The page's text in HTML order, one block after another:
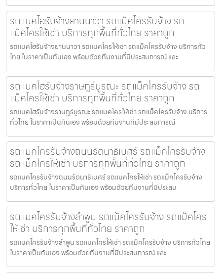
รถแบคโฮรับจ้างยานนาวา รถแม็คโครรับจ้าง รถ
แม็คโครให้เช่า บริการทุกพื้นที่ทั่วไทย ราคาถูก
รถแบคโฮรับจ้างยานนาวา รถแมคโครให้เช่า รถแม็คโครรับจ้าง บริการทั่ว
ไทย ในราคาเป็นกันเอง พร้อมด้วยทีมงานที่มีประสบการณ์ และ
รถแบคโฮรับจ้างราษฎร์บูรณะ รถแม็คโครรับจ้าง รถ
แม็คโครให้เช่า บริการทุกพื้นที่ทั่วไทย ราคาถูก
รถแบคโฮรับจ้างราษฎร์บูรณะ รถแมคโครให้เช่า รถแม็คโครรับจ้าง บริการ
ทั่วไทย ในราคาเป็นกันเอง พร้อมด้วยทีมงานที่มีประสบการณ์
รถแมคโครรับจ้างถนนรัตนาธิเบศร์ รถแม็คโครรับจ้าง
รถแม็คโครให้เช่า บริการทุกพื้นที่ทั่วไทย ราคาถูก
รถแมคโครรับจ้างถนนรัตนาธิเบศร์ รถแมคโครให้เช่า รถแม็คโครรับจ้าง
บริการทั่วไทย ในราคาเป็นกันเอง พร้อมด้วยทีมงานที่มีประสบ
รถแมคโครรับจ้างลำพูน รถแม็คโครรับจ้าง รถแม็คโคร
ให้เช่า บริการทุกพื้นที่ทั่วไทย ราคาถูก
รถแมคโครรับจ้างลำพูน รถแมคโครให้เช่า รถแม็คโครรับจ้าง บริการทั่วไทย
ในราคาเป็นกันเอง พร้อมด้วยทีมงานที่มีประสบการณ์ และ